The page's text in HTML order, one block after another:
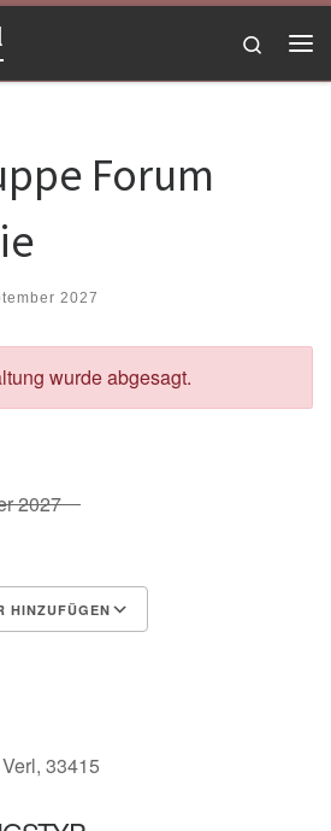
Search
Forum
2027
wurde abgesagt.
2027
HINZUFÜGEN
33415